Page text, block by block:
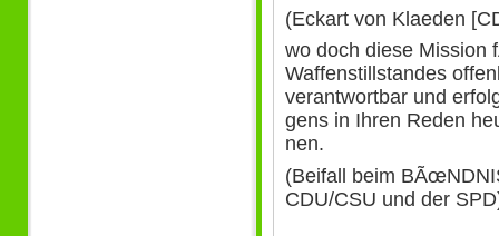
(Eckart von Klaeden
wo doch diese Mission
Waffenstillstandes
verantwortbar und
gens in Ihren Reden
nen.
(Beifall beim
CDU/CSU und der